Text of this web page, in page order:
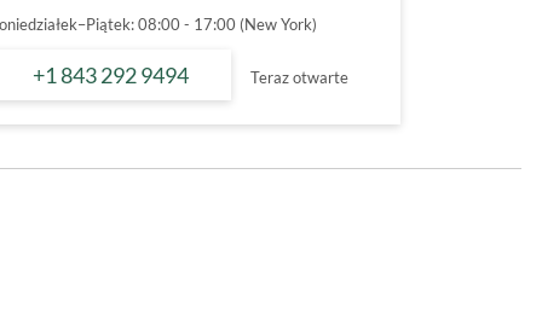
08:00 - 17:00 (New York)
+1 843 292 9494 Teraz otwarte